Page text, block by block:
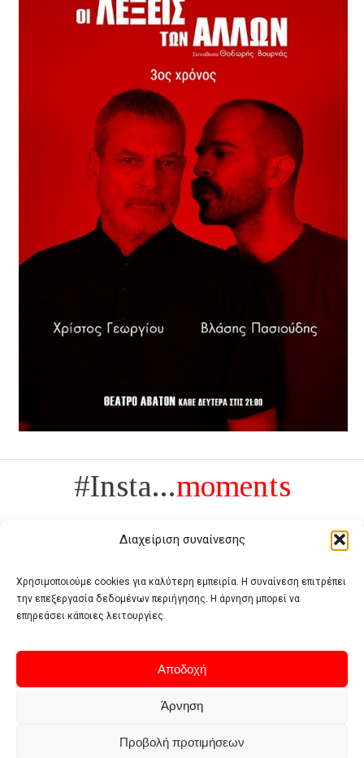
Διαχείριση συναίνεσης
Χρησιμοποιούμε cookies για καλύτερη εμπειρία. Η συναίνεση επιτρέπει
την επεξεργασία δεδομένων περιήγησης. Η άρνηση μπορεί να
επηρεάσει κάποιες λειτουργίες.
Αποδοχή
Άρνηση
Προβολή προτιμήσεων
#Insta...moments
Πολυτέλεια δεν είναι το αντίθετο της ανέχειας, είναι το αντίθετο της
Terms of use Privacy policy Cookie policy